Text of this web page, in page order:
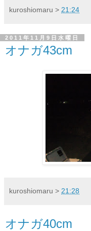
kuroshiomaru > 21:24
2011年11月9日水曜日
オナガ43cm
kuroshiomaru > 21:28
オナガ40cm